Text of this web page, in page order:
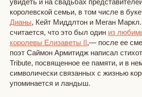
королевской семьи, в том числе в
Дианы, Кейт Миддлтон и Меган Маркл.
считается, что это был один из
королевы Елизаветы II,— после ее
поэт Саймон Армитидж написал
Tribute, посвященное ее памяти, и в
символически связанных с жизнью
упоминается и ландыш.